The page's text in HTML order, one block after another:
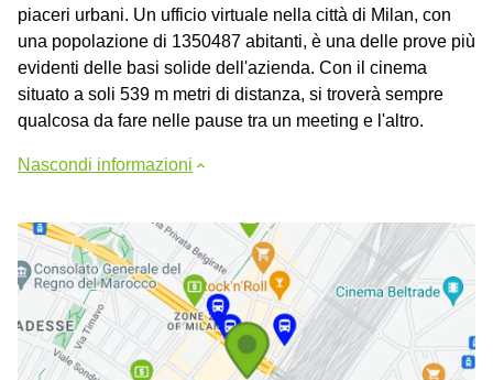
piaceri urbani. Un ufficio virtuale nella città di Milan, con
una popolazione di 1350487 abitanti, è una delle prove più
evidenti delle basi solide dell'azienda. Con il cinema
situato a soli 539 m metri di distanza, si troverà sempre
qualcosa da fare nelle pause tra un meeting e l'altro.
Nascondi informazioni